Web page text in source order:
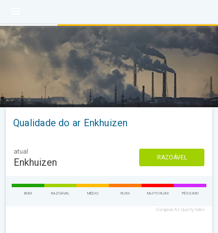
Qualidade do ar Enkhuizen
atual
Enkhuizen RAZOÁVEL
BOM RAZOÁVEL MÉDIO RUIM MUITO RUIM PÉSSIMO
European Air Quality Index